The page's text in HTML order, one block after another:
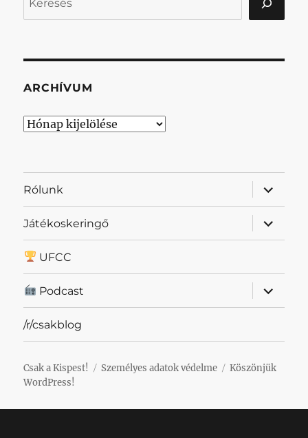
ARCHÍVUM
Archívum
Rólunk
almenü
Játékoskeringő
almenü
UFCC
Podcast
almenü
/r/csakblog
Csak a Kispest! Személyes adatok védelme
Köszönjük
WordPress!